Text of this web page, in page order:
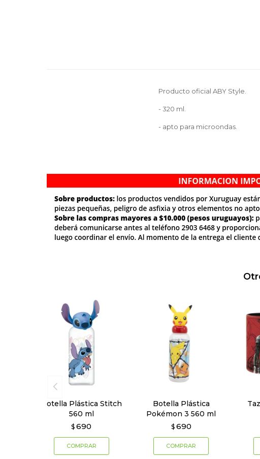
Producto oficial ABY Style.
- 320 ml.
- apto para microondas.
Botella Plástica Stitch
560 ml
$ 690
Botella Plástica
Pokémon 3 560 ml
$ 690